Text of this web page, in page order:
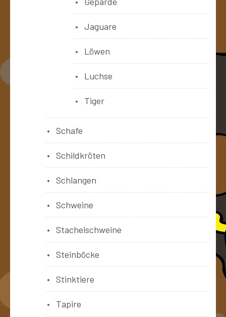
Jaguare
Löwen
Luchse
Tiger
Schafe
Schildkröten
Schlangen
Schweine
Stachelschweine
Steinböcke
Stinktiere
Tapire